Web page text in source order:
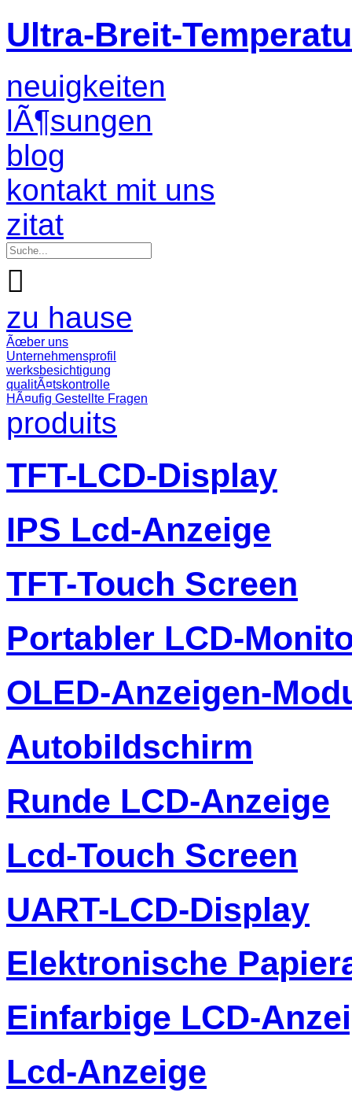
Ultra-Breit-
neuigkeiten
lÃ¶sungen
blog
kontakt mit uns
zitat

zu hause
Ãœber uns
Unternehmensprofil
werksbesichtigung
qualitÃ¤tskontrolle
HÃ¤ufig Gestellte Fragen
produits
TFT-LCD-Display
IPS Lcd-Anzeige
TFT-Touch Screen
Portabler LCD-
OLED-Anzeigen-
Autobildschirm
Runde LCD-Anzeige
Lcd-Touch Screen
UART-LCD-Display
Elektronische
Einfarbige LCD-
Lcd-Anzeige